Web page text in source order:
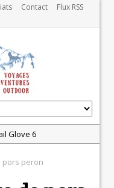
Contact
Flux RSS
Glove 6
montre pour TOUS
pors peron